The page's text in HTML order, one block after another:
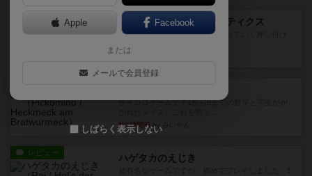
レビュー メメントオンラインタクティクス
どんどん物量が増えて大変になっていく押し付け
10分前
サイコロゲームです1から5までの数字と芋虫がか
約2時間前 by みいやん
レビュー ハゲタカのえじき
Apple Facebook
または
メールで会員登録
しばらく表示しない